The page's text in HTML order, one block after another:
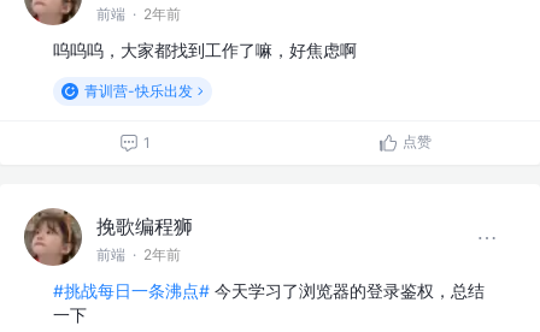
前端 · 2年前
呜呜呜，大家都找到工作了嘛，好焦虑啊
青训营-快乐出发
1 点赞
挽歌编程狮
前端 · 2年前
#挑战每日一条沸点# 今天学习了浏览器的登录鉴权，总结
一下